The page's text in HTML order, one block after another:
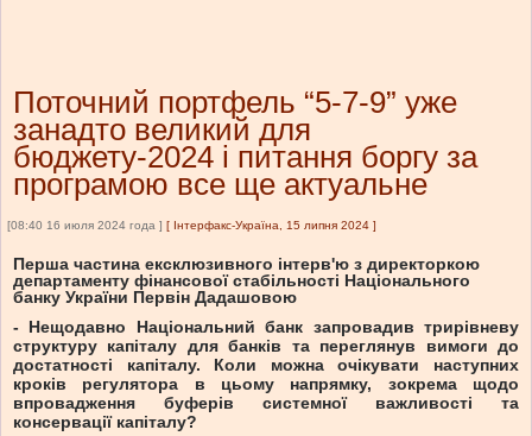
Поточний портфель “5-7-9” уже
занадто великий для
бюджету-2024 і питання боргу за
програмою все ще актуальне
[08:40 16 июля 2024 года ] [ Інтерфакс-Україна, 15 липня 2024 ]
Перша частина ексклюзивного інтерв'ю з директоркою
департаменту фінансової стабільності Національного
банку України Первін Дадашовою
- Нещодавно Національний банк запровадив трирівневу
структуру капіталу для банків та переглянув вимоги до
достатності капіталу. Коли можна очікувати наступних
кроків регулятора в цьому напрямку, зокрема щодо
впровадження буферів системної важливості та
консервації капіталу?